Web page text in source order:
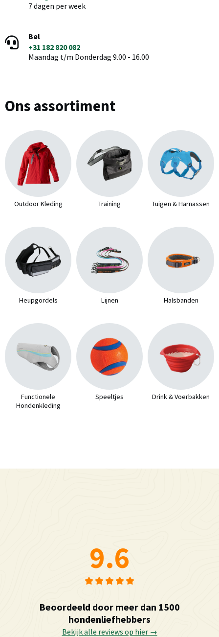
7 dagen per week
Bel
+31 182 820 082
Maandag t/m Donderdag 9.00 - 16.00
Ons assortiment
Outdoor Kleding Training Tuigen & Harnassen
Heupgordels Lijnen Halsbanden
Functionele
Hondenkleding
Speeltjes Drink & Voerbakken
9.6
Beoordeeld door meer dan 1500
hondenliefhebbers
Bekijk alle reviews op hier →